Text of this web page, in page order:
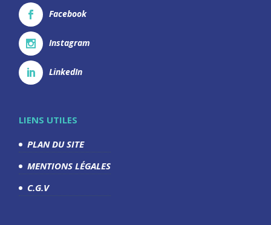
Facebook
Instagram
LinkedIn
LIENS UTILES
PLAN DU SITE
MENTIONS LÉGALES
C.G.V